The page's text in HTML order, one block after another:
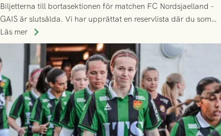
Biljetterna till bortasektionen för matchen FC Nordsjaelland -
GAIS är slutsålda. Vi har upprättat en reservlista där du som
ännu inte har någon biljett kan anmäla ditt intresse. Du kan
inte själv överlåta din biljett till någon annan.
Läs mer